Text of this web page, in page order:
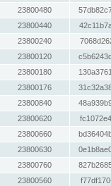
23800480
23800440
23800240
23800120
23800180
23800176
23800840
23800620
23800660
23800630
23800760
23800560